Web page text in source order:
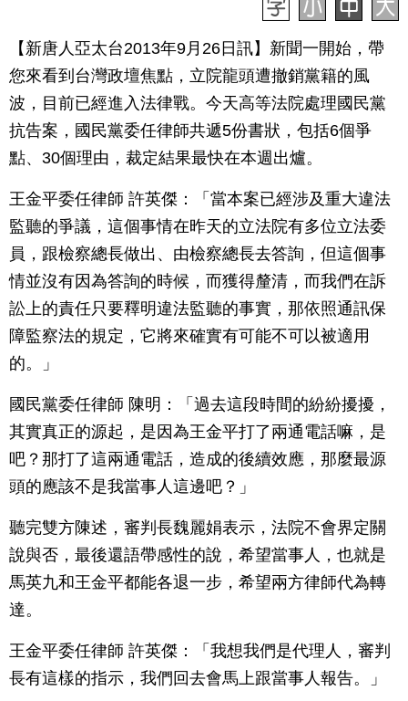
【新唐人亞太台2013年9月26日訊】新聞一開始，帶
您來看到台灣政壇焦點，立院龍頭遭撤銷黨籍的風
波，目前已經進入法律戰。今天高等法院處理國民黨
抗告案，國民黨委任律師共遞5份書狀，包括6個爭
點、30個理由，裁定結果最快在本週出爐。
王金平委任律師 許英傑：「當本案已經涉及重大違法
監聽的爭議，這個事情在昨天的立法院有多位立法委
員，跟檢察總長做出、由檢察總長去答詢，但這個事
情並沒有因為答詢的時候，而獲得釐清，而我們在訴
訟上的責任只要釋明違法監聽的事實，那依照通訊保
障監察法的規定，它將來確實有可能不可以被適用
的。」
國民黨委任律師 陳明：「過去這段時間的紛紛擾擾，
其實真正的源起，是因為王金平打了兩通電話嘛，是
吧？那打了這兩通電話，造成的後續效應，那麼最源
頭的應該不是我當事人這邊吧？」
聽完雙方陳述，審判長魏麗娟表示，法院不會界定關
說與否，最後還語帶感性的說，希望當事人，也就是
馬英九和王金平都能各退一步，希望兩方律師代為轉
達。
王金平委任律師 許英傑：「我想我們是代理人，審判
長有這樣的指示，我們回去會馬上跟當事人報告。」